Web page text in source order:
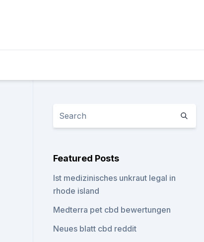
Featured Posts
Ist medizinisches unkraut legal in
rhode island
Medterra pet cbd bewertungen
Neues blatt cbd reddit